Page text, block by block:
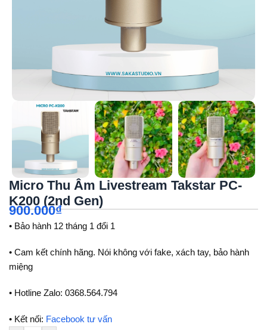
Micro Thu Âm Livestream Takstar PC-
K200 (2nd Gen)
900.000₫
• Bảo hành 12 tháng 1 đổi 1
• Cam kết chính hãng. Nói không với fake, xách tay, bảo hành
miệng
• Hotline Zalo: 0368.564.794
• Kết nối: Facebook tư vấn